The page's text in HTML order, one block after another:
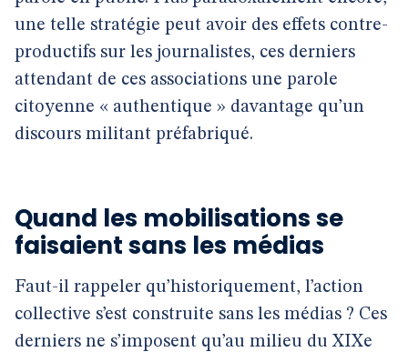
une telle stratégie peut avoir des effets contre-
productifs sur les journalistes, ces derniers
attendant de ces associations une parole
citoyenne « authentique » davantage qu’un
discours militant préfabriqué.
Quand les mobilisations se
faisaient sans les médias
Faut-il rappeler qu’historiquement, l’action
collective s’est construite sans les médias ? Ces
derniers ne s’imposent qu’au milieu du XIXe